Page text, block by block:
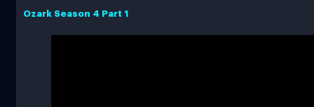
Ozark Season 4 Part 1